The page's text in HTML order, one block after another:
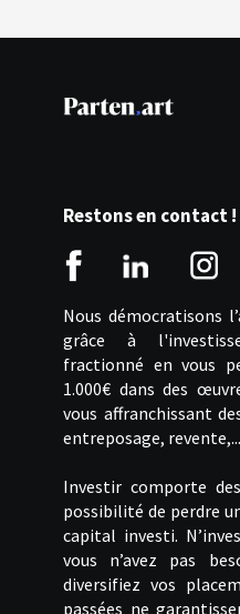
Restons en contact !
Nous démocratisons
grâce à
fractionné en vous
1.000€ dans des
vous affranchissant
entreposage,
Investir comporte
possibilité de perdre
capital investi.
vous n’avez pas
diversifiez vos
passées ne